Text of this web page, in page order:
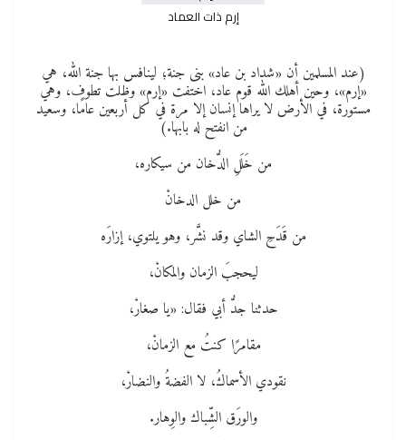
إرم ذات العماد
(عند المسلمين أن «شداد بن عاد» بنى جنة؛ لينافس بها جنة الله، هي
«إرم»، وحين أهلك الله قوم عاد، اختفت «إرم» وظلت تطوف، وهي
مستورة، في الأرض لا يراها إنسان إلا مرة في كل أربعين عامًا، وسعيد
من انفتح له بابها.)
من خَلَلِ الدُّخان من سيكاره،
من خلل الدخانْ
من قَدَحِ الشاي وقد نشَّر، وهو يلتوي، إزارَه
ليحجبَ الزمان والمكانْ،
حدثنا جدُّ أبي فقال: «يا صغارْ،
مقامرًا كنتُ مع الزمانْ،
نقودي الأسماكُ، لا الفضةُ والنضارْ،
والورَق الشِّباك والوِهار.